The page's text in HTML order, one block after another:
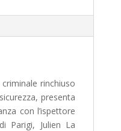
k p
p
m
Li
n
vi
di
rinchiuso
presenta
con l’ispettore
Parigi, Julien La